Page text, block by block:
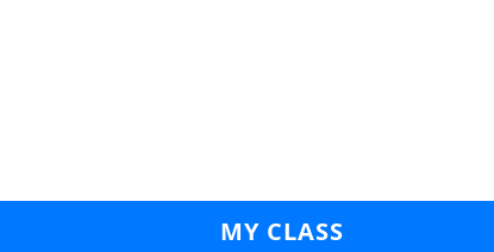
MY CLASS